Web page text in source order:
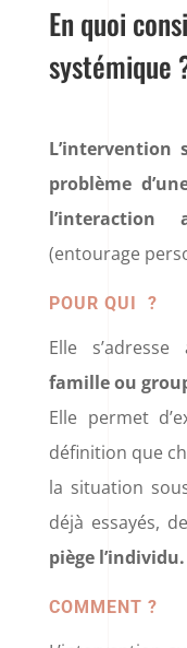
En quoi
systémique
L’intervention
problème
l’interaction
(entourage
POUR QUI ?
Elle s’adresse
famille ou
Elle permet
définition que
la situation
déjà essayés, de
piège l’individu.
COMMENT ?